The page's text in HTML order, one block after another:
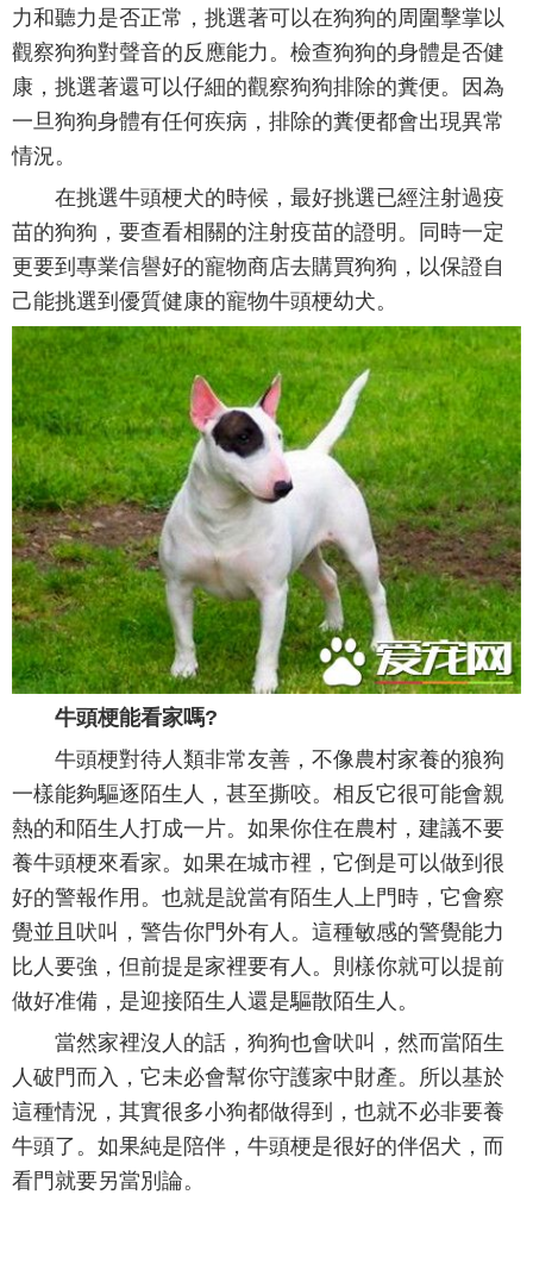
力和聽力是否正常，挑選著可以在狗狗的周圍擊掌以
觀察狗狗對聲音的反應能力。檢查狗狗的身體是否健
康，挑選著還可以仔細的觀察狗狗排除的糞便。因為
一旦狗狗身體有任何疾病，排除的糞便都會出現異常
情況。
在挑選牛頭梗犬的時候，最好挑選已經注射過疫
苗的狗狗，要查看相關的注射疫苗的證明。同時一定
更要到專業信譽好的寵物商店去購買狗狗，以保證自
己能挑選到優質健康的寵物牛頭梗幼犬。
牛頭梗能看家嗎?
牛頭梗對待人類非常友善，不像農村家養的狼狗
一樣能夠驅逐陌生人，甚至撕咬。相反它很可能會親
熱的和陌生人打成一片。如果你住在農村，建議不要
養牛頭梗來看家。如果在城市裡，它倒是可以做到很
好的警報作用。也就是說當有陌生人上門時，它會察
覺並且吠叫，警告你門外有人。這種敏感的警覺能力
比人要強，但前提是家裡要有人。則樣你就可以提前
做好准備，是迎接陌生人還是驅散陌生人。
當然家裡沒人的話，狗狗也會吠叫，然而當陌生
人破門而入，它未必會幫你守護家中財產。所以基於
這種情況，其實很多小狗都做得到，也就不必非要養
牛頭了。如果純是陪伴，牛頭梗是很好的伴侶犬，而
看門就要另當別論。